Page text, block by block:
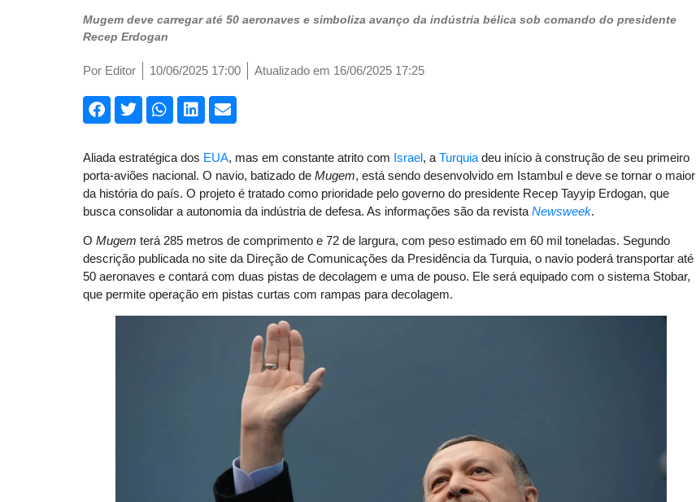
Mugem deve carregar até 50 aeronaves e simboliza avanço da indústria bélica sob comando do presidente
Recep Erdogan
Por Editor 10/06/2025 17:00 Atualizado em 16/06/2025 17:25
Aliada estratégica dos EUA, mas em constante atrito com Israel, a Turquia deu início à construção de seu primeiro
porta-aviões nacional. O navio, batizado de Mugem, está sendo desenvolvido em Istambul e deve se tornar o maior
da história do país. O projeto é tratado como prioridade pelo governo do presidente Recep Tayyip Erdogan, que
busca consolidar a autonomia da indústria de defesa. As informações são da revista Newsweek.
O Mugem terá 285 metros de comprimento e 72 de largura, com peso estimado em 60 mil toneladas. Segundo
descrição publicada no site da Direção de Comunicações da Presidência da Turquia, o navio poderá transportar até
50 aeronaves e contará com duas pistas de decolagem e uma de pouso. Ele será equipado com o sistema Stobar,
que permite operação em pistas curtas com rampas para decolagem.